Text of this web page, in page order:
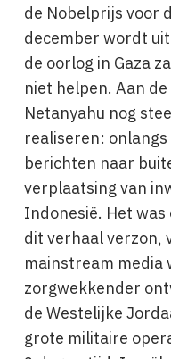
de Nobelprijs voor
december wordt
de oorlog in Gaza
niet helpen. Aan
Netanyahu nog
realiseren:
berichten naar
verplaatsing van
Indonesië. Het
dit verhaal verzon,
mainstream media
zorgwekkender
de Westelijke
grote militaire